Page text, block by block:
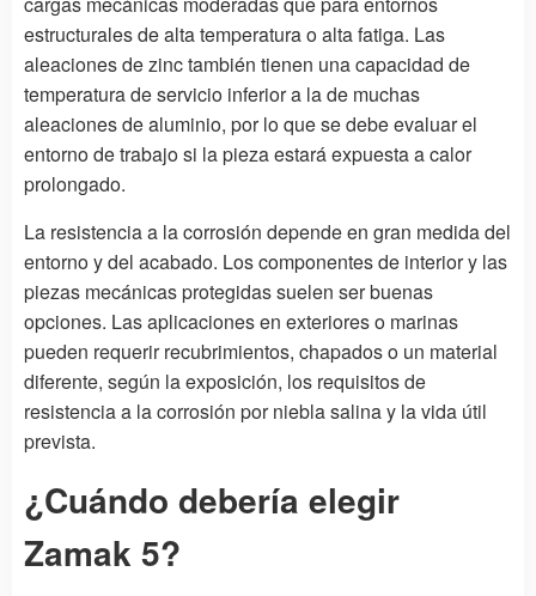
estructurales de alta temperatura o alta fatiga. Las
aleaciones de zinc también tienen una capacidad de
temperatura de servicio inferior a la de muchas
aleaciones de aluminio, por lo que se debe evaluar el
entorno de trabajo si la pieza estará expuesta a calor
prolongado.
La resistencia a la corrosión depende en gran medida del
entorno y del acabado. Los componentes de interior y las
piezas mecánicas protegidas suelen ser buenas
opciones. Las aplicaciones en exteriores o marinas
pueden requerir recubrimientos, chapados o un material
diferente, según la exposición, los requisitos de
resistencia a la corrosión por niebla salina y la vida útil
prevista.
¿Cuándo debería elegir
Zamak 5?